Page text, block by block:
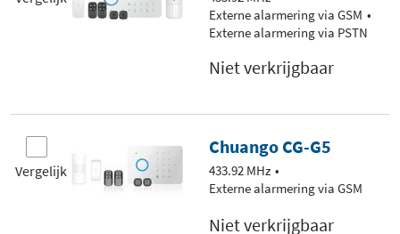
Externe alarmering via GSM
Externe alarmering via PSTN
Niet verkrijgbaar
Vergelijk
Chuango CG-G5
433.92 MHz
Externe alarmering via GSM
Niet verkrijgbaar